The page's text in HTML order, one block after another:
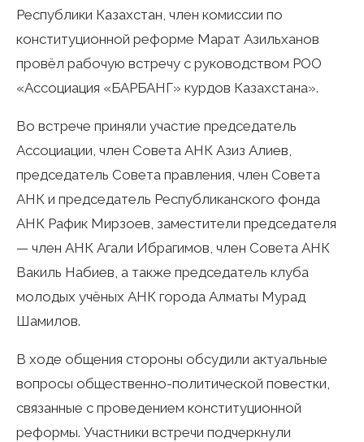
Республики Казахстан, член комиссии по
конституционной реформе Марат Азильханов
провёл рабочую встречу с руководством РОО
«Ассоциация «БАРБАНГ» курдов Казахстана».
Во встрече приняли участие председатель
Ассоциации, член Совета АНК Азиз Алиев,
председатель Совета правления, член Совета
АНК и председатель Республиканского фонда
АНК Рафик Мирзоев, заместители председателя
— член АНК Агали Ибрагимов, член Совета АНК
Вакиль Набиев, а также председатель клуба
молодых учёных АНК города Алматы Мурад
Шамилов.
В ходе общения стороны обсудили актуальные
вопросы общественно-политической повестки,
связанные с проведением конституционной
реформы. Участники встречи подчеркнули